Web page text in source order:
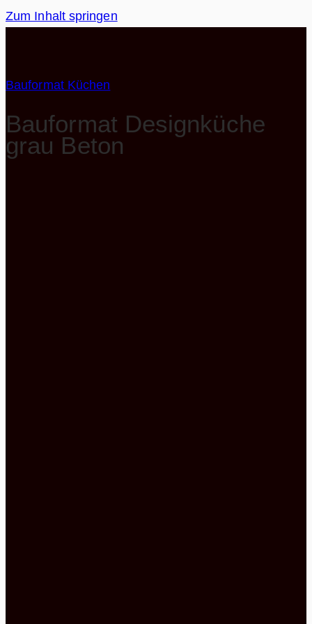
Zum Inhalt springen
Bauformat Küchen
Bauformat Designküche
grau Beton